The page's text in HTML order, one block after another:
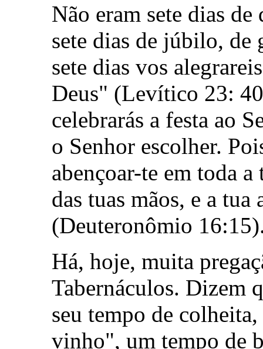
Não eram sete dias
sete dias de júbilo, de
sete dias vos
Deus" (Levítico 23:
celebrarás a festa ao
o Senhor escolher.
abençoar-te em toda
das tuas mãos, e a
(Deuteronômio
Há, hoje, muita
Tabernáculos. Dizem
seu tempo de
vinho", um tempo de